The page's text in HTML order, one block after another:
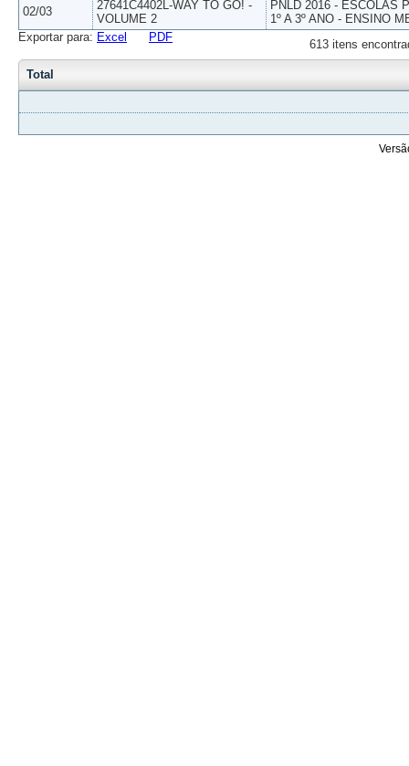
02/03
27641C4402L-WAY TO GO! -
VOLUME 2
PNLD 2016 - ESCOLAS
1º A 3º ANO - ENSINO
613 itens
Exportar para: Excel PDF
Total